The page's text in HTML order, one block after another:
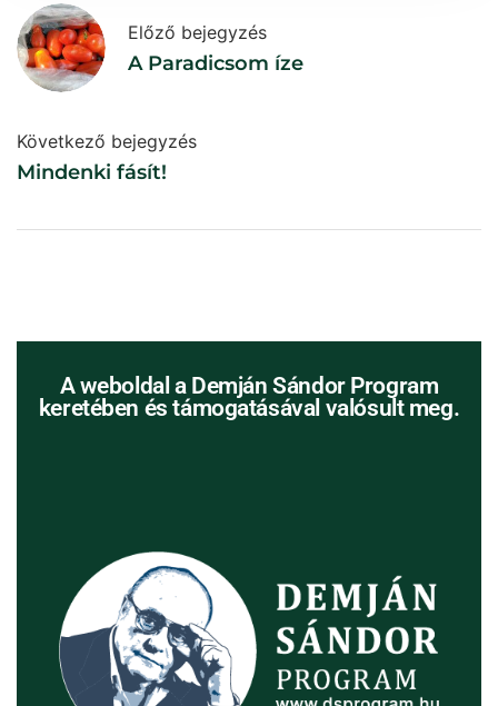
Előző bejegyzés
A Paradicsom íze
Következő bejegyzés
Mindenki fásít!
A weboldal a Demján Sándor Program
keretében és támogatásával valósult meg.